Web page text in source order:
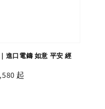
進口電鑄 如意 平安 經
起